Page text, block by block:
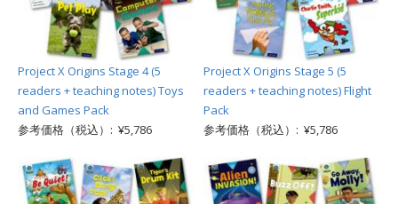
Project X Origins Stage 4 (5
readers + teaching notes) Toys
and Games Pack
参考価格（税込）: ¥5,786
Project X Origins Stage 5 (5
readers + teaching notes) Flight
Pack
参考価格（税込）: ¥5,786